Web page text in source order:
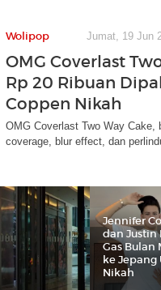
Wolipop Jumat, 19 Jun
OMG Coverlast
Rp 20 Ribuan
Coppen Nikah
OMG Coverlast Two Way Cake,
coverage, blur effect, dan
Jennifer
dan Justin
Gas Bulan
ke Jepang
Nikah